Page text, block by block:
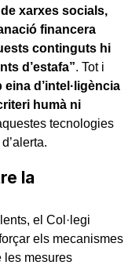
xarxes socials,
financera
continguts hi
d’estafa”. Tot i
eina d’intel·ligència
humà ni
tecnologies
la
el Col·legi
els mecanismes
les mesures